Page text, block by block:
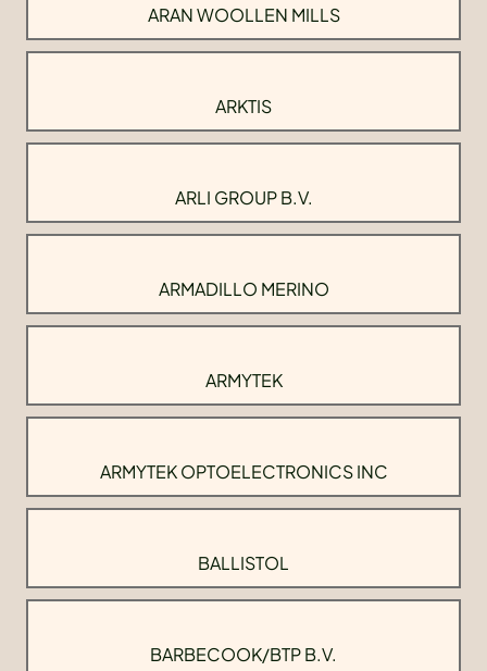
ARAN WOOLLEN MILLS
ARKTIS
ARLI GROUP B.V.
ARMADILLO MERINO
ARMYTEK
ARMYTEK OPTOELECTRONICS INC
BALLISTOL
BARBECOOK/BTP B.V.